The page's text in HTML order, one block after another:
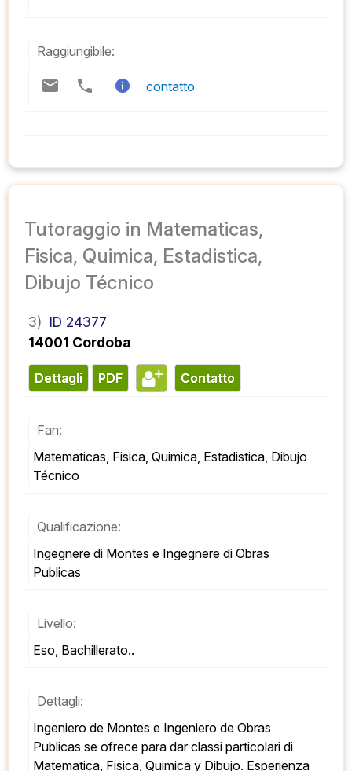
Raggiungibile:
contatto
Tutoraggio in Matematicas,
Fisica, Quimica, Estadistica,
Dibujo Técnico
3) ID 24377
14001 Cordoba
Dettagli PDF contatto
Fan:
Matematicas, Fisica, Quimica, Estadistica, Dibujo
Técnico
Qualificazione:
Ingegnere di Montes e Ingegnere di Obras
Publicas
Livello:
Eso, Bachillerato..
Dettagli:
Ingeniero de Montes e Ingeniero de Obras
Publicas se ofrece para dar classi particolari di
Matematica, Fisica, Quimica y Dibujo. Esperienza